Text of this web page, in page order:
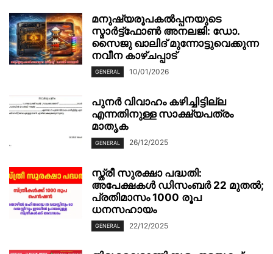
മനുഷ്യരൂപകൽപ്പനയുടെ
സ്മാർട്ട്‌ഫോൺ അനലജി: ഡോ.
സൈജു ഖാലിദ് മുന്നോട്ടുവെക്കുന്ന
നവീന കാഴ്ചപ്പാട്
GENERAL 10/01/2026
പുനർ വിവാഹം കഴിച്ചിട്ടില്ല
എന്നതിനുള്ള സാക്ഷ്യപത്രം
മാതൃക
GENERAL 26/12/2025
സ്ത്രീ സുരക്ഷാ പദ്ധതി:
അപേക്ഷകൾ ഡിസംബർ 22 മുതൽ;
പ്രതിമാസം 1000 രൂപ
ധനസഹായം
GENERAL 22/12/2025